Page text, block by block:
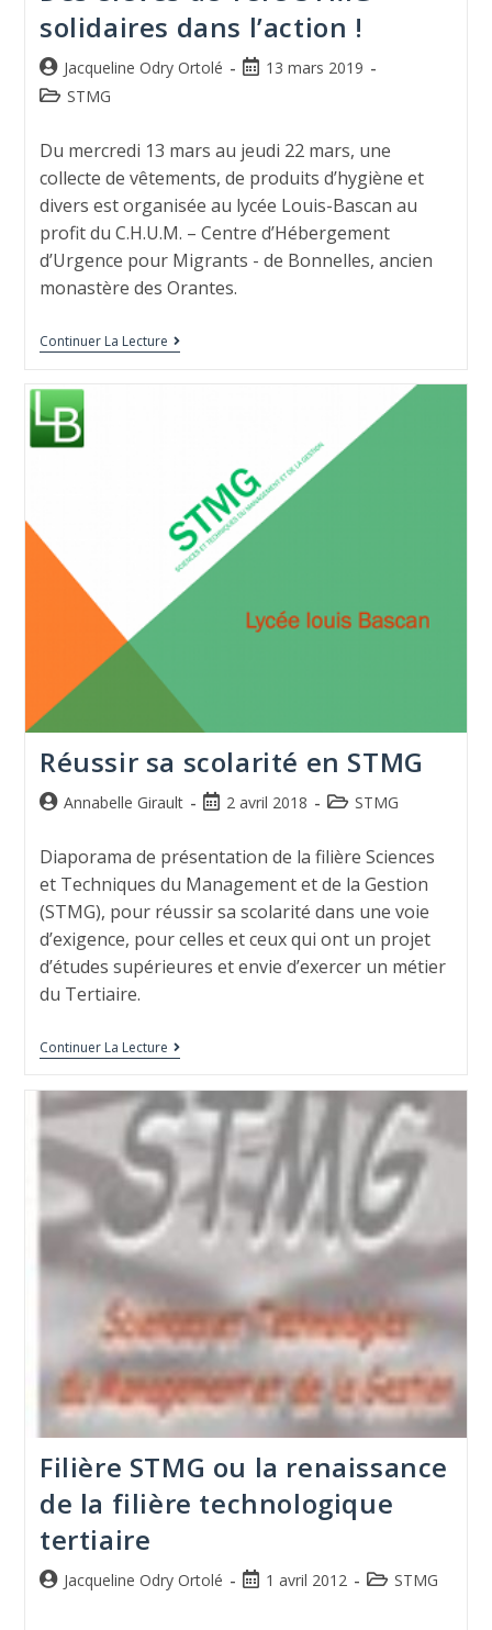
solidaires dans l’action !
Jacqueline Odry Ortolé
13 mars 2019
STMG
Du mercredi 13 mars au jeudi 22 mars, une
collecte de vêtements, de produits d’hygiène et
divers est organisée au lycée Louis-Bascan au
profit du C.H.U.M. – Centre d’Hébergement
d’Urgence pour Migrants - de Bonnelles, ancien
monastère des Orantes.
Continuer La Lecture
Réussir sa scolarité en STMG
Annabelle Girault 2 avril 2018 STMG
Diaporama de présentation de la filière Sciences
et Techniques du Management et de la Gestion
(STMG), pour réussir sa scolarité dans une voie
d’exigence, pour celles et ceux qui ont un projet
d’études supérieures et envie d’exercer un métier
du Tertiaire.
Continuer La Lecture
Filière STMG ou la renaissance
de la filière technologique
tertiaire
Jacqueline Odry Ortolé 1 avril 2012 STMG